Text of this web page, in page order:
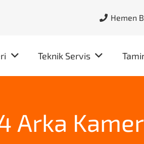
Hemen
Teknik Servis
Arka